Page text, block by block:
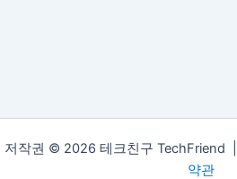
저작권 © 2026 테크친구 TechFriend |
약관